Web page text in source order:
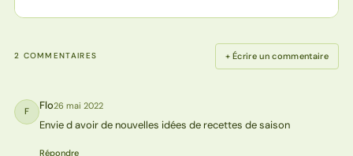
2 COMMENTAIRES + Écrire un commentaire
F Flo26 mai 2022
Envie d avoir de nouvelles idées de recettes de saison
Répondre